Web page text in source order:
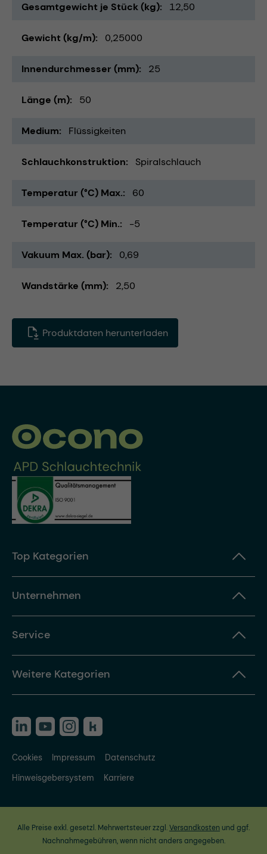
Gesamtgewicht je Stück (kg) 12,50
Gewicht (kg/m) 0,25000
Innendurchmesser (mm) 25
Länge (m) 50
Medium Flüssigkeiten
Schlauchkonstruktion Spiralschlauch
Temperatur (°C) Max. 60
Temperatur (°C) Min. -5
Vakuum Max. (bar) 0,69
Wandstärke (mm) 2,50
Produktdaten herunterladen
Top Kategorien
Unternehmen
Service
Weitere Kategorien
Cookies Impressum
Datenschutz
Hinweisgebersystem
Karriere
Alle Preise exkl. gesetzl. Mehrwertsteuer zzgl.Versandkosten und ggf.
Nachnahmegebühren, wenn nicht anders angegeben.